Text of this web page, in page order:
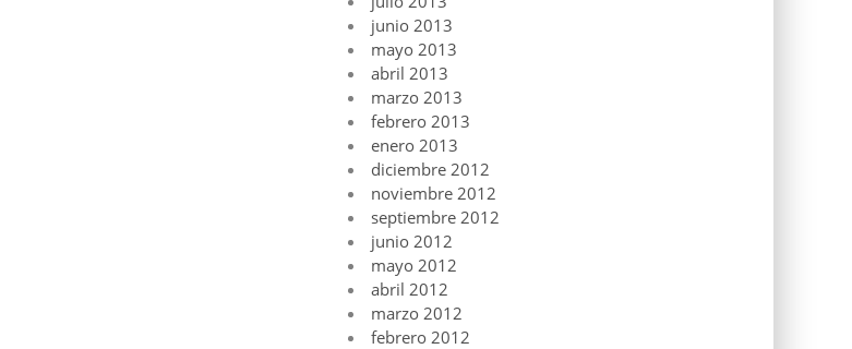
junio 2013
mayo 2013
abril 2013
marzo 2013
febrero 2013
enero 2013
diciembre 2012
noviembre 2012
septiembre 2012
junio 2012
mayo 2012
abril 2012
marzo 2012
febrero 2012